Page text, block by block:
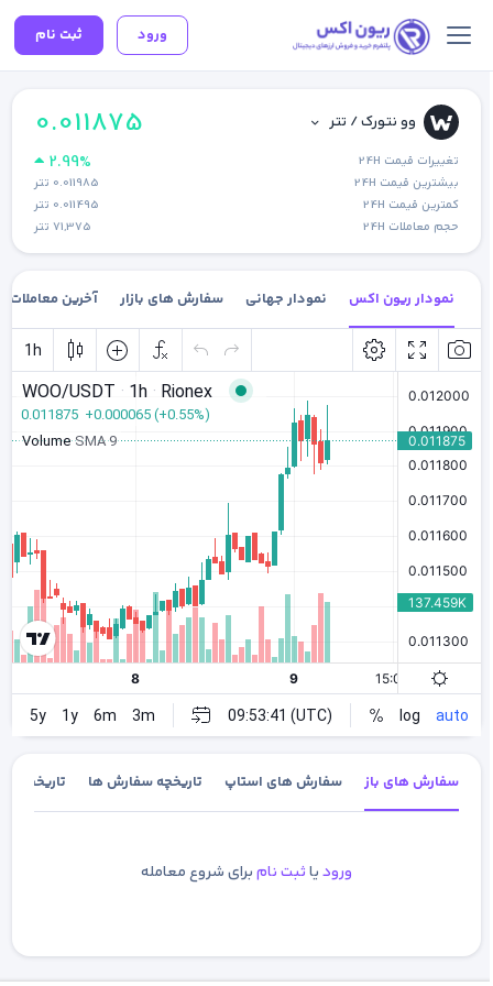
ورود ثبت نام
وو نتورک / تتر 0.011875
تغییرات قیمت 24H 2.99%
بیشترین قیمت 24H 0.011985 تتر
کمترین قیمت 24H
0.011495 تتر
حجم معاملات 24H
71,375 تتر
نمودار ریون اکس نمودار جهانی سفارش های بازار آخرین معاملات
سفارش های باز سفارش های استاپ تاریخچه سفارش ها تاریخچه
ورودیاثبت نامبرای شروع معامله